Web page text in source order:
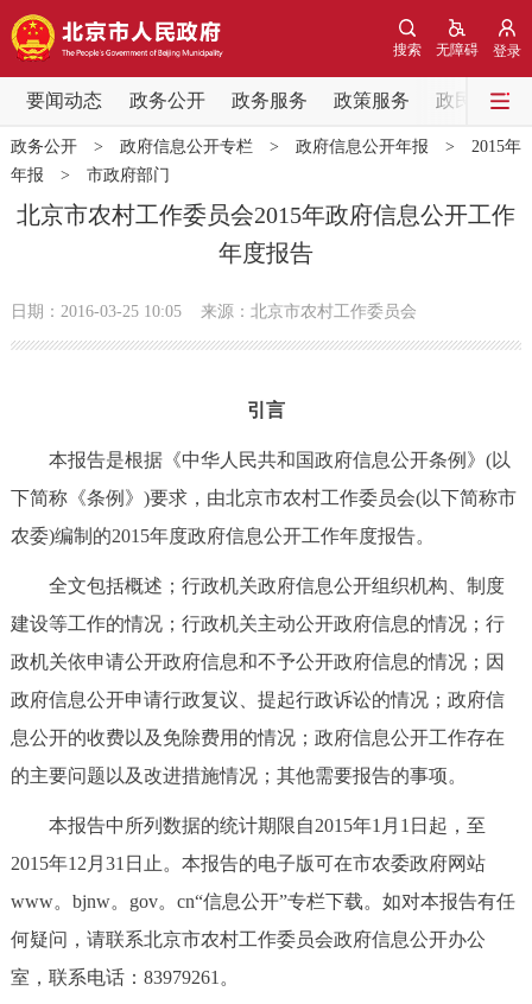
登录
无障碍
搜索
要闻动态 政务公开 政务服务 政策服务 政民互动
要闻动态
党中央精神 国务院信息 中央部委动态
北京要闻 会议信息 部门动态
机构职能
政策兑现 政策解读 回应关切
政务服务
便民服务 利企服务 投资项目
中介服务 阳光政务
12345网上接诉即办 我要咨询 我要建议
政务公开> 政府信息公开专栏> 政府信息公开年报 > 2015年
年报 > 市政府部门
北京市农村工作委员会2015年政府信息公开工作
年度报告
日期：2016-03-25 10:05 来源：北京市农村工作委员会
引言
本报告是根据《中华人民共和国政府信息公开条例》(以
下简称《条例》)要求，由北京市农村工作委员会(以下简称市
农委)编制的2015年度政府信息公开工作年度报告。
全文包括概述；行政机关政府信息公开组织机构、制度
建设等工作的情况；行政机关主动公开政府信息的情况；行
政机关依申请公开政府信息和不予公开政府信息的情况；因
政府信息公开申请行政复议、提起行政诉讼的情况；政府信
息公开的收费以及免除费用的情况；政府信息公开工作存在
的主要问题以及改进措施情况；其他需要报告的事项。
本报告中所列数据的统计期限自2015年1月1日起，至
2015年12月31日止。本报告的电子版可在市农委政府网站
www。bjnw。gov。cn“信息公开”专栏下载。如对本报告有任
何疑问，请联系北京市农村工作委员会政府信息公开办公
室，联系电话：83979261。